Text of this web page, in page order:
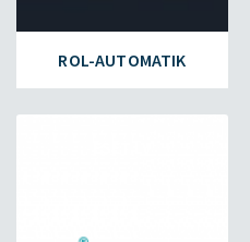
ROL-AUTOMATIK